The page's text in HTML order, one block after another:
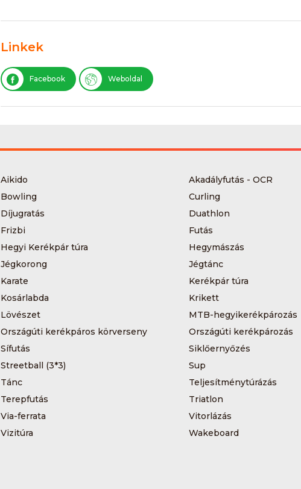
Linkek
Facebook Weboldal
Aikido Akadályfutás - OCR
Bowling Curling
Díjugratás Duathlon
Frizbi Futás
Hegyi Kerékpár túra Hegymászás
Jégkorong Jégtánc
Karate Kerékpár túra
Kosárlabda Krikett
Lövészet MTB-hegyikerékpározás
Országúti kerékpáros körverseny Országúti kerékpározás
Sífutás Siklőernyőzés
Streetball (3*3) Sup
Tánc Teljesítménytúrázás
Terepfutás Triatlon
Via-ferrata Vitorlázás
Vizitúra Wakeboard